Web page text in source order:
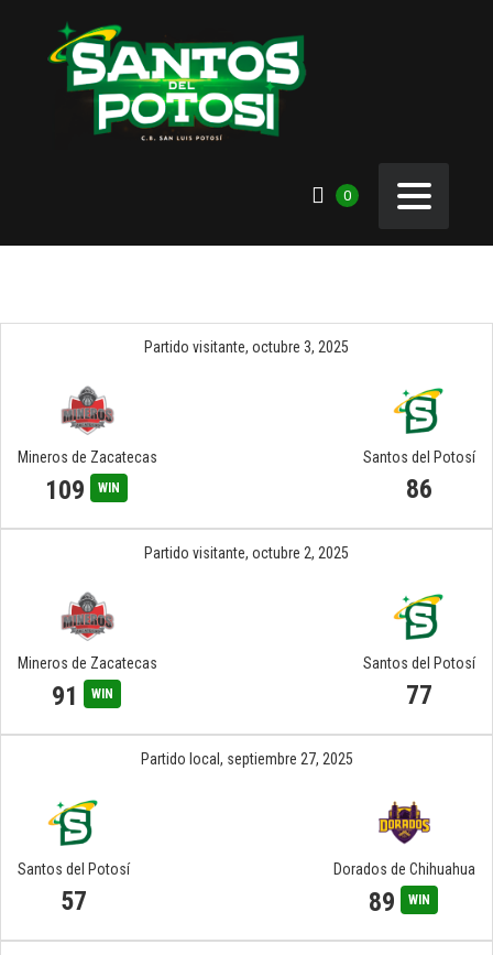
0
Partido visitante, octubre 3, 2025
Mineros de Zacatecas
109 WIN
Santos del Potosí
86
Partido visitante, octubre 2, 2025
Mineros de Zacatecas
91 WIN
Santos del Potosí
77
Partido local, septiembre 27, 2025
Santos del Potosí
57
Dorados de Chihuahua
89 WIN